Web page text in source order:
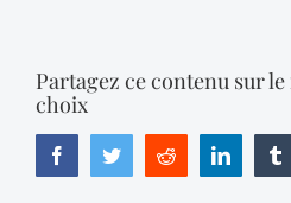
Partagez ce contenu sur
choix
FacebookTwitterReddit LinkedIn